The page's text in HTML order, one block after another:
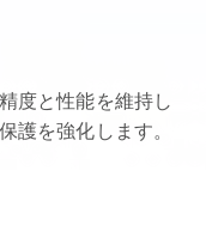
度と性能を維持し
護を強化します。